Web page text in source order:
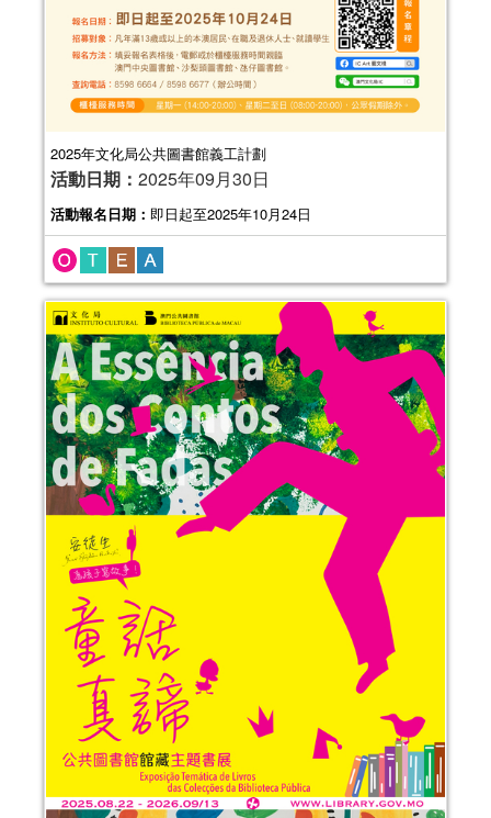
2025年文化局公共圖書館義工計劃
活動日期： 2025年09月30日
活動報名日期： 即日起至2025年10月24日